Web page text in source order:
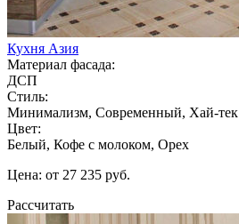
Кухня Азия
Материал фасада:
ДСП
Стиль:
Минимализм, Современный, Хай-тек
Цвет:
Белый, Кофе с молоком, Орех
Цена: от 27 235 руб.
Рассчитать